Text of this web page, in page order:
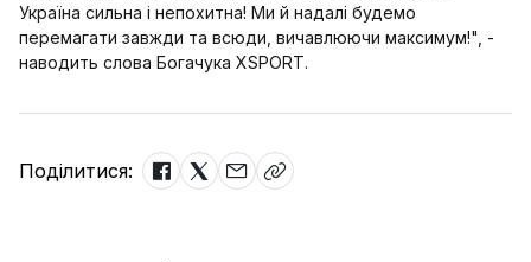
Україна сильна і непохитна! Ми й надалі будемо
перемагати завжди та всюди, вичавлюючи максимум!", -
наводить слова Богачука XSPORT.
Поділитися: